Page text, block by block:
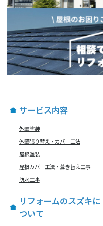
サービス内容
外壁塗装
外壁張り替え・カバー工法
屋根塗装
屋根カバー工法・葺き替え工事
防水工事
リフォームのスズキに
ついて